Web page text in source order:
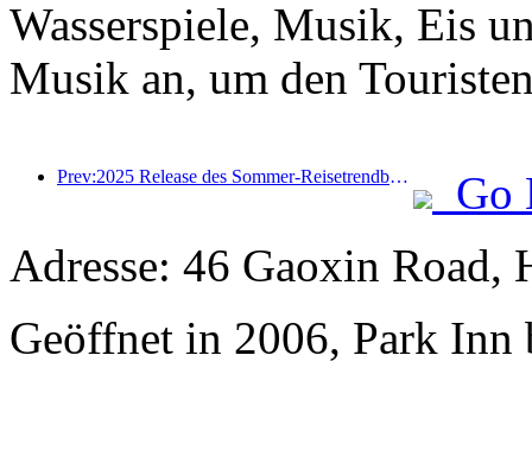
Wasserspiele, Musik, Eis
Musik an, um den
Prev:2025 Release des Sommer-Reisetrendberichts: Die Kundenbasis der Eltern-Kind-Kundendise machen mehr als 60% aus
Go
Adresse: 46 Gaoxin Road,
Geöffnet in 2006, Park